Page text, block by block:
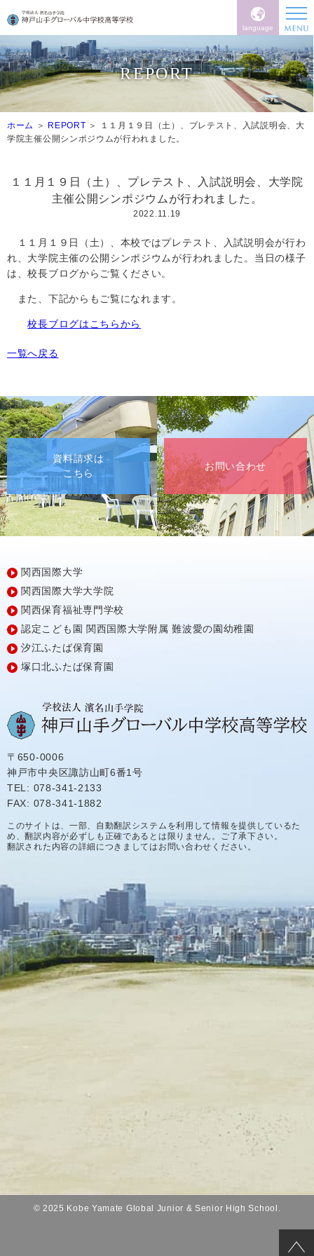
language
REPORT
ホーム REPORT
１１月１９日（土）、プレテスト、入試説明会、大
学院主催公開シンポジウムが行われました。
１１月１９日（土）、プレテスト、入試説明会、大学院
主催公開シンポジウムが行われました。
2022.11.19
１１月１９日（土）、本校ではプレテスト、入試説明会が行わ
れ、大学院主催の公開シンポジウムが行われました。当日の様子
は、校長ブログからご覧ください。
また、下記からもご覧になれます。
校長ブログはこちらから
一覧へ戻る
資料請求は
こちら
お問い合わせ
関西国際大学
関西国際大学大学院
関西保育福祉専門学校
認定こども園 関西国際大学附属 難波愛の園幼稚園
汐江ふたば保育園
塚口北ふたば保育園
〒650-0006
神戸市中央区諏訪山町6番1号
TEL: 078-341-2133
FAX: 078-341-1882
このサイトは、一部、自動翻訳システムを利用して情報を提供しているた
め、翻訳内容が必ずしも正確であるとは限りません。ご了承下さい。
翻訳された内容の詳細につきましてはお問い合わせください。
© 2025 Kobe Yamate Global Junior & Senior High School.